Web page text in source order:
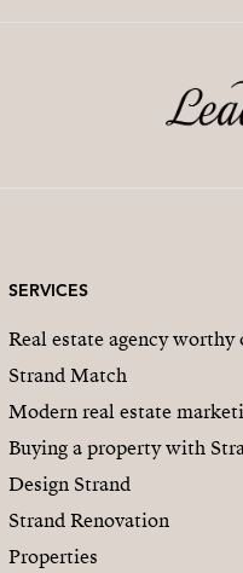
SERVICES
Real estate agency
Strand Match
Modern real estate
Buying a property with
Design Strand
Strand Renovation
Properties